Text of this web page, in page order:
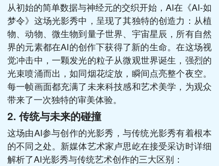
从初始的简单数据与神经元的交织开始，AI在《AI-如
梦令》这场光影秀中，呈现了其独特的创造力：从植
物、动物、微生物到量子世界、宇宙星辰，所有自然
界的元素都在AI的创作下获得了新的生命。在这场视
觉冲击中，一颗发光的粒子从微观世界诞生，强烈的
光束喷涌而出，如同烟花绽放，瞬间点亮整个夜空。
每一帧画面都充满了未来科技感和艺术美学，为观众
带来了一次独特的审美体验。
2. 传统与未来的碰撞
这场由AI参与创作的光影秀，与传统光影秀有着根本
的不同之处。新媒体艺术家卢思屹在接受采访时详细
解析了AI光影秀与传统艺术创作的三大区别：